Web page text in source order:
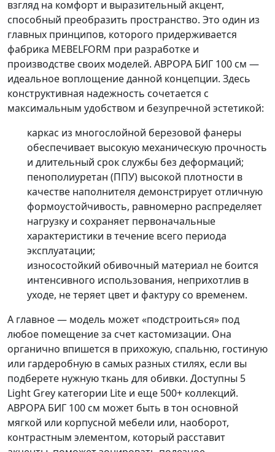
взгляд на комфорт и выразительный акцент,
способный преобразить пространство. Это один из
главных принципов, которого придерживается
фабрика MEBELFORM при разработке и
производстве своих моделей. АВРОРА БИГ 100 см —
идеальное воплощение данной концепции. Здесь
конструктивная надежность сочетается с
максимальным удобством и безупречной эстетикой:
каркас из многослойной березовой фанеры
обеспечивает высокую механическую прочность
и длительный срок службы без деформаций;
пенополиуретан (ППУ) высокой плотности в
качестве наполнителя демонстрирует отличную
формоустойчивость, равномерно распределяет
нагрузку и сохраняет первоначальные
характеристики в течение всего периода
эксплуатации;
износостойкий обивочный материал не боится
интенсивного использования, неприхотлив в
уходе, не теряет цвет и фактуру со временем.
А главное — модель может «подстроиться» под
любое помещение за счет кастомизации. Она
органично впишется в прихожую, спальню, гостиную
или гардеробную в самых разных стилях, если вы
подберете нужную ткань для обивки. Доступны 5
Light Grey категории Lite и еще 500+ коллекций.
АВРОРА БИГ 100 см может быть в тон основной
мягкой или корпусной мебели или, наоборот,
контрастным элементом, который расставит